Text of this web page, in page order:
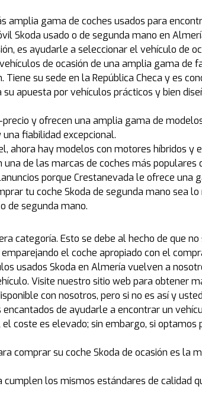
gama de coches usados para
Skoda usado o de segunda mano en
es ayudarle a seleccionar el vehículo de
de ocasión de una amplia gama de
su sede en la República Checa y es
apuesta por vehículos prácticos y bien
y ofrecen una amplia gama de
fiabilidad excepcional.
ahora hay modelos con motores híbridos y
de las marcas de coches más populares
porque Crestanevada le ofrece una
tu coche Skoda de segunda mano sea
de segunda mano.
categoría. Esto se debe al hecho de que
el coche apropiado con el
usados Skoda en Almería vuelven a
Visite nuestro sitio web para obtener
con nosotros, pero si no es así y
de ayudarle a encontrar un
coste es elevado; sin embargo, si
comprar su coche Skoda de ocasión es la
los mismos estándares de calidad